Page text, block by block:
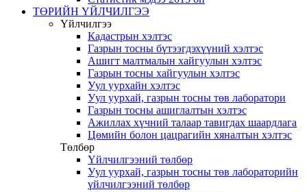
ТӨРИЙН ҮЙЛЧИЛГЭЭ
Үйлчилгээ
Кадастрын хэлтэс
Газрын тосны бүтээгдэхүүний хэлтэс
Ашигт малтмалын хайгуулын хэлтэс
Газрын тосны хайгуулын хэлтэс
Уул уурхайн хэлтэс
Уул уурхай, газрын тосны төв лаборатори
Газрын тосны ашиглалтын хэлтэс
Ажиллах хүчний талаар тавигдах шаардлага
Цөмийн болон цацрагийн хяналтын хэлтэс
Төлбөр
Үйлчилгээний төлбөр
Уул уурхай, газрын тосны төв лабораторийн
үйлчилгээний төлбөр